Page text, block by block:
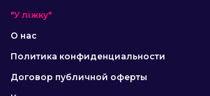
"У ліжку"
О нас
Политика конфиденциальности
Договор публичной оферты